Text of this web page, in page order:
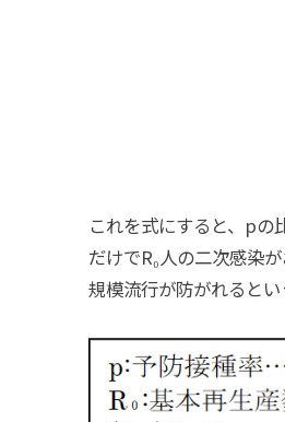
これを式にすると、p
だけでR₀人の二次感染
規模流行が防がれるとい